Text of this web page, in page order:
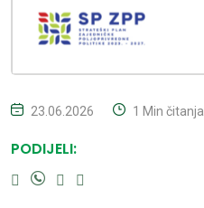
23.06.2026 1 Min čitanja
PODIJELI: